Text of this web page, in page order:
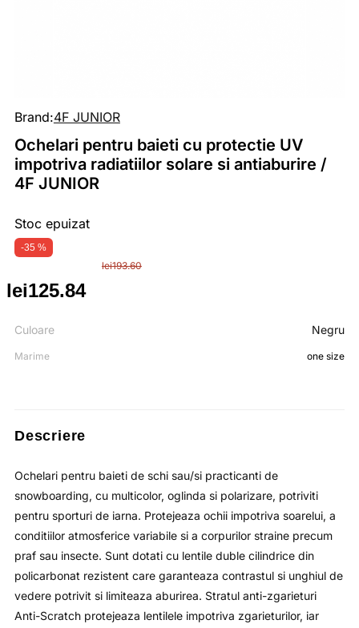
-35 %
Brand:4F JUNIOR
Ochelari pentru baieti cu protectie UV
impotriva radiatiilor solare si antiaburire /
4F JUNIOR
lei193.60
Prețul
inițial
a
lei193.60.
lei125.84
Prețul
curent
este:
Culoare Negru
Marime one size
Stoc epuizat
Descriere
Ochelari pentru baieti de schi sau/si practicanti de
snowboarding, cu multicolor, oglinda si polarizare, potriviti
pentru sporturi de iarna. Protejeaza ochii impotriva soarelui, a
conditiilor atmosferice variabile si a corpurilor straine precum
praf sau insecte. Sunt dotati cu lentile duble cilindrice din
policarbonat rezistent care garanteaza contrastul si unghiul de
vedere potrivit si limiteaza aburirea. Stratul anti-zgarieturi
Anti-Scratch protejeaza lentilele impotriva zgarieturilor, iar